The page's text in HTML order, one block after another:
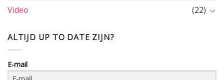
Video
(22)
ALTIJD UP TO DATE ZIJN?
E-mail